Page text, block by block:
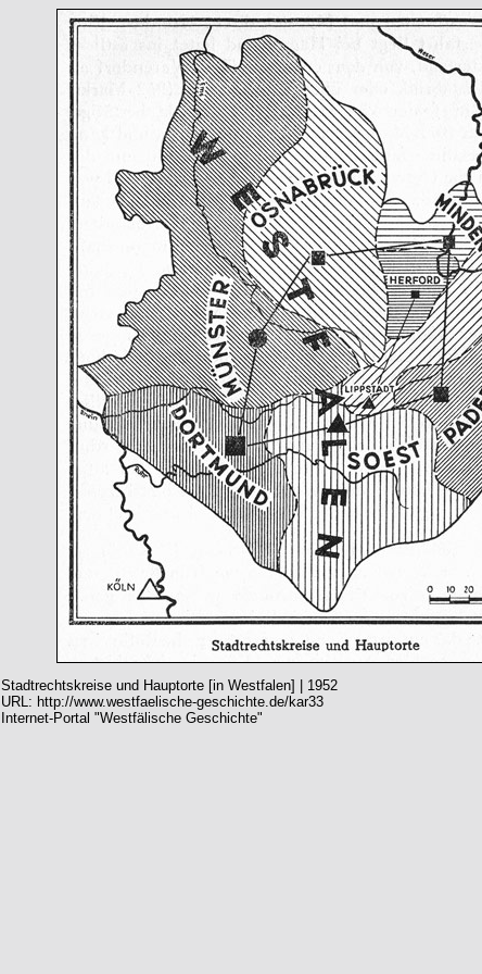
Stadtrechtskreise und Hauptorte [in Westfalen] | 1952
URL: http://www.westfaelische-geschichte.de/kar33
Internet-Portal "Westfälische Geschichte"